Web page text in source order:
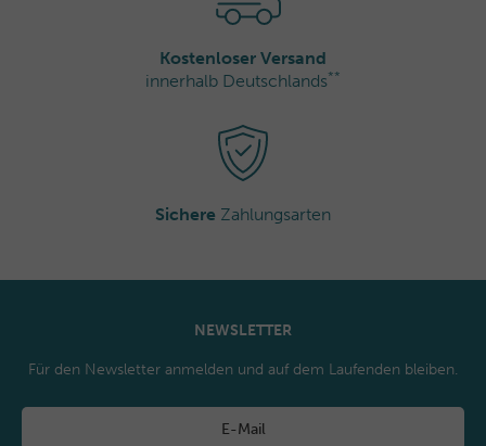
Kostenloser Versand
innerhalb Deutschlands**
Sichere Zahlungsarten
NEWSLETTER
Für den Newsletter anmelden und auf dem Laufenden bleiben.